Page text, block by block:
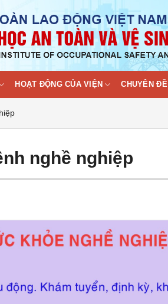
HOẠT ĐỘNG CỦA VIỆN CHUYÊN ĐỀ
nghề nghiệp